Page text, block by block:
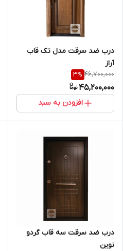
درب ضد سرقت مدل تک قاب
آراز
46,700,000
3%
45,200,000
افزودن به سبد
درب ضد سرقت سه قاب گردو
نوین